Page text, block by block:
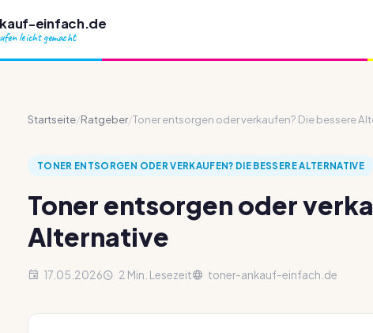
einfach.de
leicht gemacht
Startseite/Ratgeber/Toner entsorgen oder verkaufen? Die bessere
TONER ENTSORGEN ODER VERKAUFEN? DIE BESSERE ALTERNATIVE
Toner entsorgen oder
Alternative
17.05.2026 2 Min. Lesezeit toner-ankauf-einfach.de